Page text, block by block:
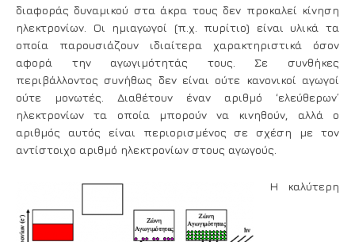
διαφοράς δυναμικού στα άκρα τους δεν προκαλεί κίνηση
ηλεκτρονίων. Οι
ημιαγωγοί
(π.χ. πυρίτιο) είναι υλικά τα
οποία παρουσιάζουν ιδιαίτερα χαρακτηριστικά όσον
αφορά την αγωγιμότητάς τους. Σε συνθήκες
περιβάλλοντος συνήθως δεν είναι ούτε κανονικοί αγωγοί
ούτε μονωτές. Διαθέτουν έναν αριθμό ‘ελεύθερων’
ηλεκτρονίων τα οποία μπορούν να κινηθούν, αλλά ο
αριθμός αυτός είναι περιορισμένος σε σχέση με τον
αντίστοιχο αριθμό ηλεκτρονίων στους αγωγούς.
Η καλύτερη